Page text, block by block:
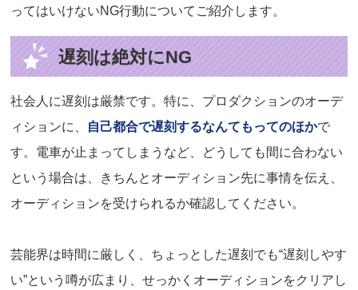
ってはいけないNG行動についてご紹介します。
遅刻は絶対にNG
社会人に遅刻は厳禁です。特に、プロダクションのオーデ
ィションに、 自己都合で遅刻するなんてもってのほかで
す。電車が止まってしまうなど、どうしても間に合わない
という場合は、きちんとオーディション先に事情を伝え、
オーディションを受けられるか確認してください。
芸能界は時間に厳しく、ちょっとした遅刻でも“遅刻しやす
い”という噂が広まり、せっかくオーディションをクリアし